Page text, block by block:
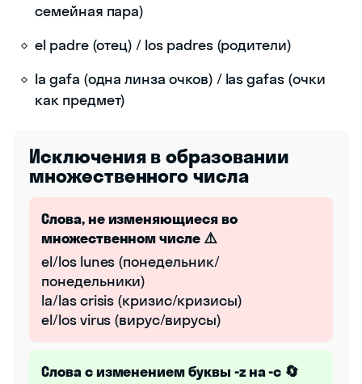
семейная пара)
el padre (отец) / los padres (родители)
la gafa (одна линза очков) / las gafas (очки
как предмет)
Исключения в образовании
множественного числа
Слова, не изменяющиеся во
множественном числе ⚠️
el/los lunes (понедельник/
понедельники)
la/las crisis (кризис/кризисы)
el/los virus (вирус/вирусы)
Слова с изменением буквы -z на -c 🔄